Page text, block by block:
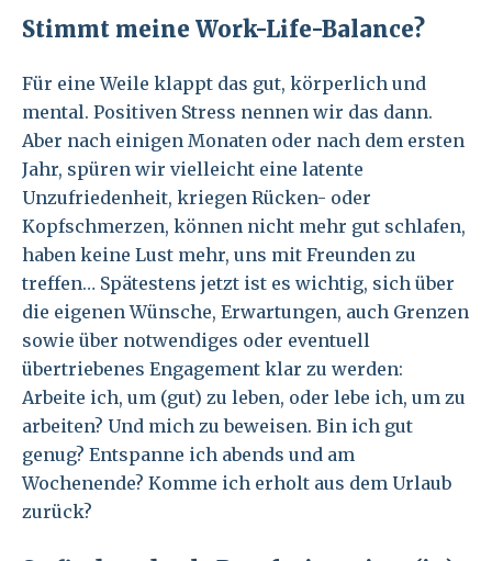
Stimmt meine Work-Life-Balance?
Für eine Weile klappt das gut, körperlich und
mental. Positiven Stress nennen wir das dann.
Aber nach einigen Monaten oder nach dem ersten
Jahr, spüren wir vielleicht eine latente
Unzufriedenheit, kriegen Rücken- oder
Kopfschmerzen, können nicht mehr gut schlafen,
haben keine Lust mehr, uns mit Freunden zu
treffen… Spätestens jetzt ist es wichtig, sich über
die eigenen Wünsche, Erwartungen, auch Grenzen
sowie über notwendiges oder eventuell
übertriebenes Engagement klar zu werden:
Arbeite ich, um (gut) zu leben, oder lebe ich, um zu
arbeiten? Und mich zu beweisen. Bin ich gut
genug? Entspanne ich abends und am
Wochenende? Komme ich erholt aus dem Urlaub
zurück?